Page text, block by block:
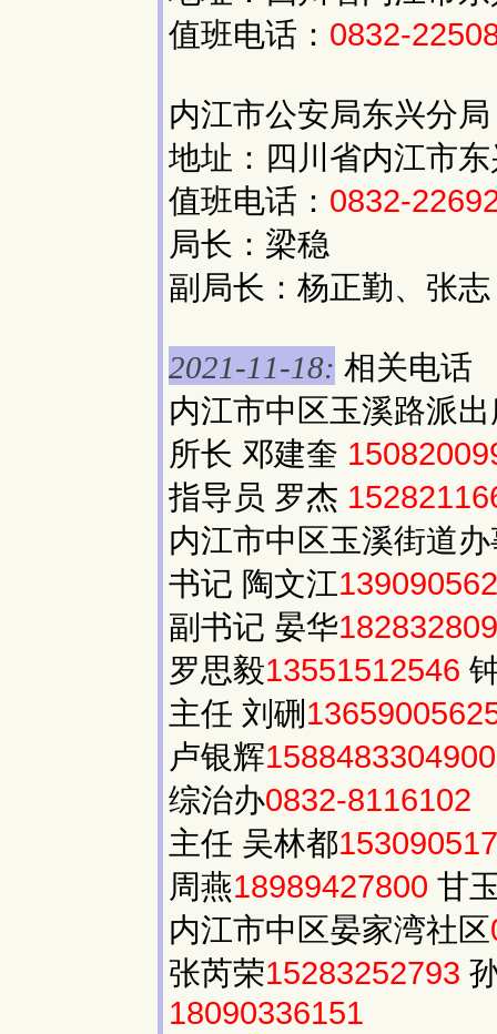
值班电话： 0832-
内江市公安局东兴分局
地址：四川省内江市
值班电话： 0832-
局长：梁稳
副局长：杨正勤、张志
2021-11-18: 相关电话
内江市中区玉溪路派
所长 邓建奎
指导员 罗杰
内江市中区玉溪街道
书记 陶文江
副书记 晏华
罗思毅13551512546
主任 刘硎
卢银辉
综治办0832-8116102
主任 吴林都
周燕18989427800 甘
内江市中区晏家湾社区
张芮荣15283252793
18090336151